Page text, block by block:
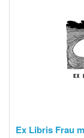
Ex Libris Frau